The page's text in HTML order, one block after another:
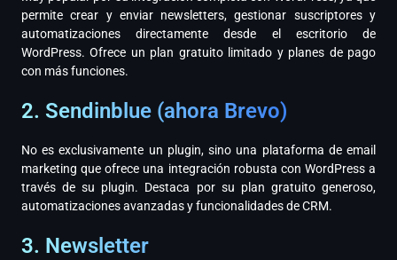
permite crear y enviar newsletters, gestionar suscriptores y
automatizaciones directamente desde el escritorio de
WordPress. Ofrece un plan gratuito limitado y planes de pago
con más funciones.
2. Sendinblue (ahora Brevo)
No es exclusivamente un plugin, sino una plataforma de email
marketing que ofrece una integración robusta con WordPress a
través de su plugin. Destaca por su plan gratuito generoso,
automatizaciones avanzadas y funcionalidades de CRM.
3. Newsletter